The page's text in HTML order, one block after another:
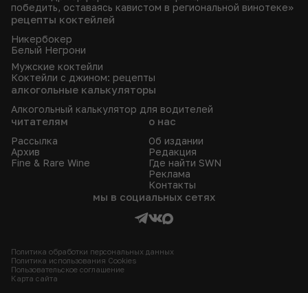
победить, оставаясь кавистом в региональной винотеке»
рецепты коктейлей
Никербокер
Белый Негрони
Мужские коктейли
Коктейли с джином: рецепты
алкогольные калькуляторы
Алкогольный калькулятор для водителей
читателям
Рассылка
Архив
Fine & Rare Wine
о нас
Об издании
Редакция
Где найти SWN
Реклама
Контакты
мы в социальных сетях
Политика обработки персональных данных
Политика использования Сookies
Пользовательское соглашение
Карта сайта